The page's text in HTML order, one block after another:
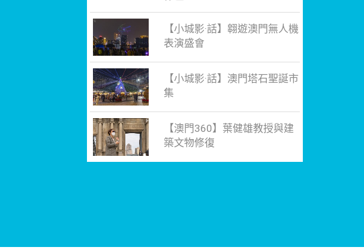
【小城影·話】翱遊澳門無人機
表演盛會
【小城影·話】澳門塔石聖誕市
集
【澳門360】葉健雄教授與建
築文物修復